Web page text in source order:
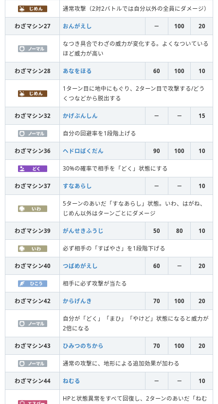
通常攻撃（2対2バトルでは自分以外の全員にダメージ）
わざマシン27 おんがえし － 100 20
なつき具合でわざの威力が変化する。よくなついている
ほど威力が高い
わざマシン28 あなをほる 60 100 10
1ターン目に地中にもぐり、2ターン目で攻撃する/どう
くつなどから脱出する
わざマシン32 かげぶんしん － － 15
自分の回避率を1段階上げる
わざマシン36 ヘドロばくだん 90 100 10
30%の確率で相手を「どく」状態にする
わざマシン37 すなあらし － － 10
5ターンのあいだ「すなあらし」状態。いわ、はがね、
じめん以外はターンごとにダメージ
わざマシン39 がんせきふうじ 50 80 10
必ず相手の「すばやさ」を1段階下げる
わざマシン40 つばめがえし 60 － 20
相手に必ず攻撃が当たる
わざマシン42 からげんき 70 100 20
自分が「どく」「まひ」「やけど」状態になると威力が
2倍になる
わざマシン43 ひみつのちから 70 100 20
通常の攻撃に、地形による追加効果が加わる
わざマシン44 ねむる － － 10
HPと状態異常をすべて回復し、2ターンのあいだ「ねむ